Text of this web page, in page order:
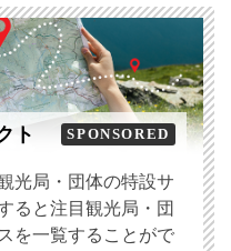
ト SPONSORED
光局・団体の特設サ
ると注目観光局・団
を一覧することがで